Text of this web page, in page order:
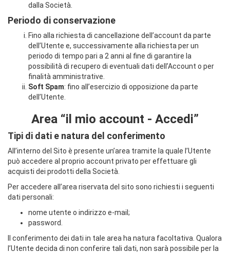
dalla Società.
Periodo di conservazione
Fino alla richiesta di cancellazione dell’account da parte
dell’Utente e, successivamente alla richiesta per un
periodo di tempo pari a 2 anni al fine di garantire la
possibilità di recupero di eventuali dati dell’Account o per
finalità amministrative.
Soft Spam: fino all’esercizio di opposizione da parte
dell’Utente.
Area “il mio account - Accedi”
Tipi di dati e natura del conferimento
All’interno del Sito è presente un’area tramite la quale l’Utente
può accedere al proprio account privato per effettuare gli
acquisti dei prodotti della Società.
Per accedere all’area riservata del sito sono richiesti i seguenti
dati personali:
nome utente o indirizzo e-mail;
password.
Il conferimento dei dati in tale area ha natura facoltativa. Qualora
l’Utente decida di non conferire tali dati, non sarà possibile per la